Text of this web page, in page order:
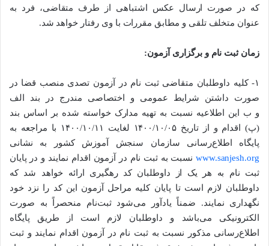
که در صورت ارسال عکس اشتباهی از طرف متقاضی، فرد به
عنوان متخلف تلقی و مطابق مقررات با وی رفتار خواهد شد.
زمان ثبت نام و برگزاری آزمون:
۱- کلیه داوطلبان متقاضی ثبت نام در آزمون تصدی منصب قضا در
صورت داشتن شرایط عمومی و اختصاصی مندرج در بند الف
و ب این اطلاعیه نسبت به تهیه مدارک خواسته شده بر اساس بند
(پ) اقدام و از تاریخ ۱۴۰۰/۱۰/۰۵ لغایت ۱۴۰۰/۱۰/۱۱ با مراجعه به
پایگاه اطلاع‌رسانی سازمان سنجش آموزش کشور به نشانی
www.sanjesh.org نسبت به ثبت نام در آزمون اقدام نمایند و در پایان
ثبت نام به هر یک از داوطلبان کد رهگیری ارائه خواهد شد که
داوطلبان لازم است تا پایان کلیه مراحل آزمون این کد را نزد خود
نگهداری نمایند. ضمناً یادآور می‌شود ثبت‌نام منحصراً به صورت
الکترونیکی می‌باشد و داوطلبان لازم است از طریق پایگاه
اطلاع‌رسانی مذکور نسبت به ثبت نام در آزمون اقدام نمایند و ثبت